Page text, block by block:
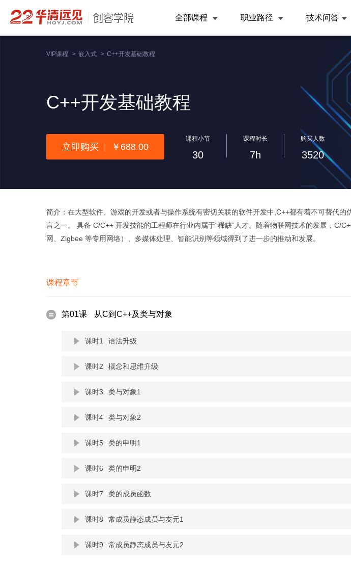
全部课程 职业路径 技术问答
VIP课程 > 嵌入式 > C++开发基础教程
C++开发基础教程
立即购买 ￥688.00
课程小节
30
课程时长
7h
购买人数
3520
简介：在大型软件、游戏的开发或者与操作系统有密切关联的软件开发中,C++都有着不可替代的
言之一。 具备 C/C++ 开发技能的工程师在行业内属于“稀缺”人才。随着物联网技术的发展，C/
网、Zigbee 等专用网络）、多媒体处理、智能识别等领域得到了进一步的推动和发展。
课程章节
第01课 从C到C++及类与对象
课时1 语法升级
课时2 概念和思维升级
课时3 类与对象1
课时4 类与对象2
课时5 类的申明1
课时6 类的申明2
课时7 类的成员函数
课时8 常成员静态成员与友元1
课时9 常成员静态成员与友元2